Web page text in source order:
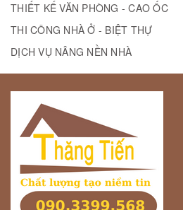
THIẾT KẾ VĂN PHÒNG - CAO ỐC
THI CÔNG NHÀ Ở - BIỆT THỰ
DỊCH VỤ NÂNG NỀN NHÀ